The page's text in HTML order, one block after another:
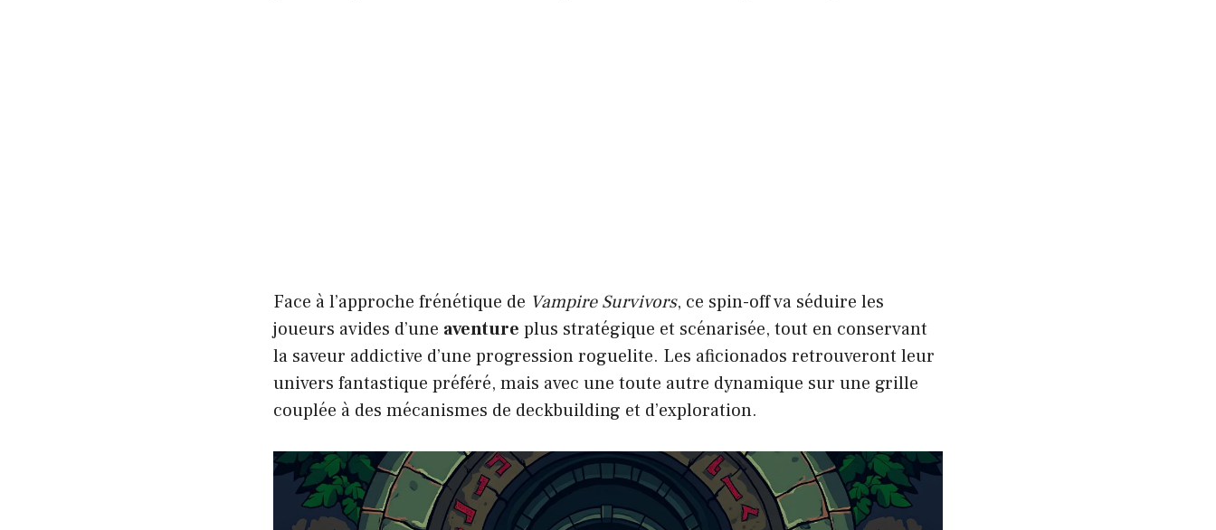
Face à l’approche frénétique de Vampire Survivors, ce spin-off va séduire les
joueurs avides d’une aventure plus stratégique et scénarisée, tout en conservant
la saveur addictive d’une progression roguelite. Les aficionados retrouveront leur
univers fantastique préféré, mais avec une toute autre dynamique sur une grille
couplée à des mécanismes de deckbuilding et d’exploration.